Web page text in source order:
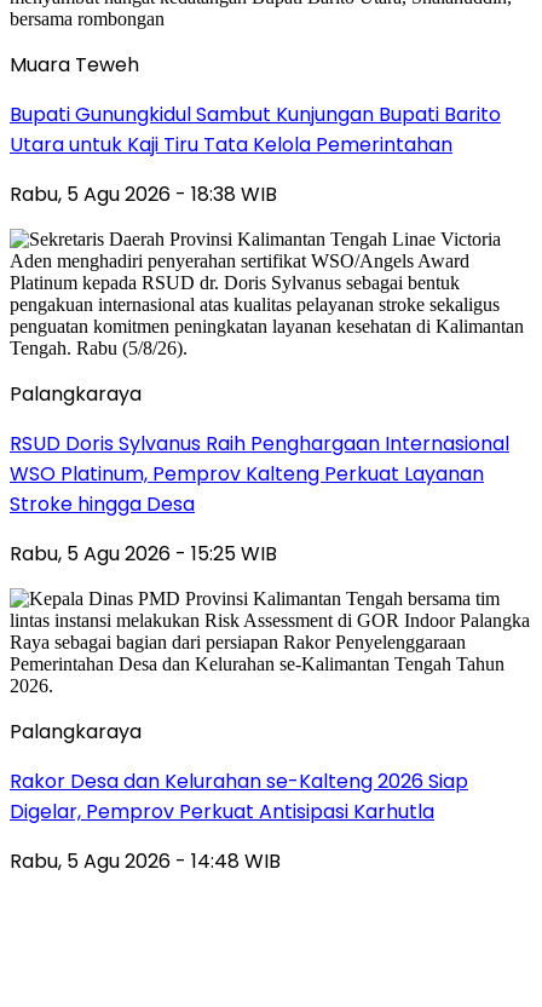
Muara Teweh
Bupati Gunungkidul Sambut Kunjungan Bupati Barito
Utara untuk Kaji Tiru Tata Kelola Pemerintahan
Rabu, 5 Agu 2026 - 18:38 WIB
Palangkaraya
RSUD Doris Sylvanus Raih Penghargaan Internasional
WSO Platinum, Pemprov Kalteng Perkuat Layanan
Stroke hingga Desa
Rabu, 5 Agu 2026 - 15:25 WIB
Palangkaraya
Rakor Desa dan Kelurahan se-Kalteng 2026 Siap
Digelar, Pemprov Perkuat Antisipasi Karhutla
Rabu, 5 Agu 2026 - 14:48 WIB